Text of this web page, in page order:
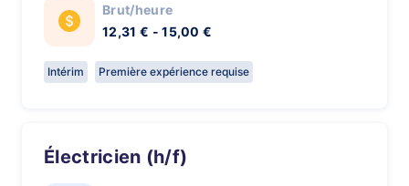
Brut/heure
12,31 € - 15,00 €
Intérim Première expérience requise
Électricien (h/f)